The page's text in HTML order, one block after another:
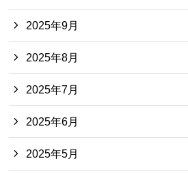
2025年9月
2025年8月
2025年7月
2025年6月
2025年5月